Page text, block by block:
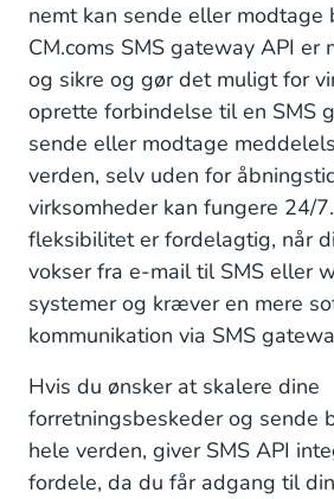
Kom godt i gang med SMS
nemt kan sende eller modtage
CM.coms SMS gateway API er
og sikre og gør det muligt for
oprette forbindelse til en SMS
sende eller modtage
verden, selv uden for
virksomheder kan fungere 24/
fleksibilitet er fordelagtig, når
vokser fra e-mail til SMS eller
systemer og kræver en mere
kommunikation via SMS
Hvis du ønsker at skalere dine
forretningsbeskeder og sende
hele verden, giver SMS API
fordele, da du får adgang til